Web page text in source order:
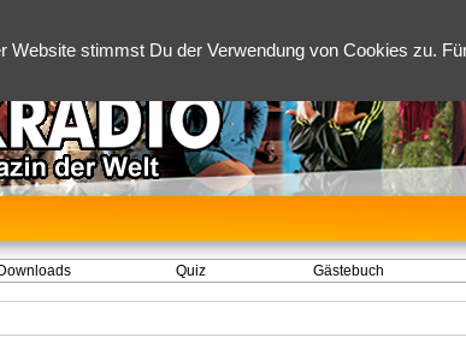
stimmst Du der Verwendung von Cookies zu.
Downloads Quiz Gästebuch